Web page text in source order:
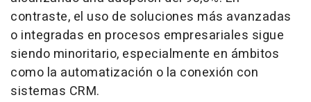
contraste, el uso de soluciones más avanzadas
o integradas en procesos empresariales sigue
siendo minoritario, especialmente en ámbitos
como la automatización o la conexión con
sistemas CRM.